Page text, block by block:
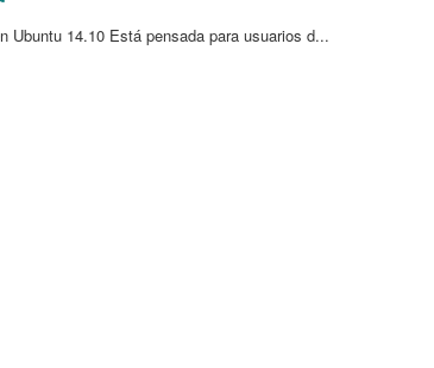
14.10 Está pensada para usuarios d...